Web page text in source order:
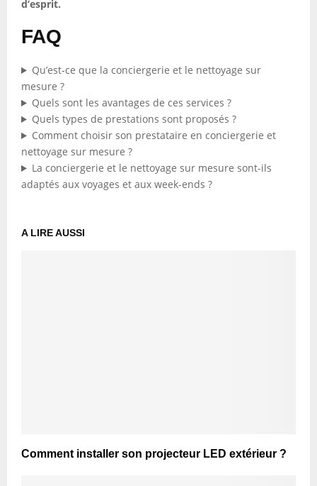
d’esprit.
FAQ
Qu’est-ce que la conciergerie et le nettoyage sur
mesure ?
Quels sont les avantages de ces services ?
Quels types de prestations sont proposés ?
Comment choisir son prestataire en conciergerie et
nettoyage sur mesure ?
La conciergerie et le nettoyage sur mesure sont-ils
adaptés aux voyages et aux week-ends ?
A LIRE AUSSI
Comment installer son projecteur LED extérieur ?